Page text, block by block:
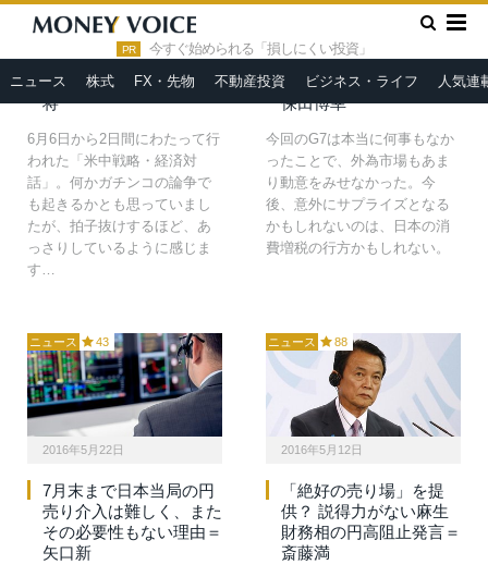
PR 今すぐ始められる「損しにくい投資」
ニュース 株式 FX・先物 不動産投資 ビジネス・ライフ 人気連
HOME » 為替介入
ドル・円・人民元 為替
における米中の「蜜月」
と日本の一人負け＝栗原
将
6月6日から2日間にわたって行
われた「米中戦略・経済対
話」。何かガチンコの論争で
も起きるかとも思っていまし
たが、拍子抜けするほど、あ
っさりしているように感じま
す…
G7・サミット通過後の
「消費増税断行」がサプ
ライズとなる可能性＝久
保田博幸
今回のG7は本当に何事もなか
ったことで、外為市場もあま
り動意をみせなかった。今
後、意外にサプライズとなる
かもしれないのは、日本の消
費増税の行方かもしれない。
ニュース 43
2016年5月22日
7月末まで日本当局の円
売り介入は難しく、また
その必要性もない理由＝
矢口新
ニュース 88
2016年5月12日
「絶好の売り場」を提
供？ 説得力がない麻生
財務相の円高阻止発言＝
斎藤満